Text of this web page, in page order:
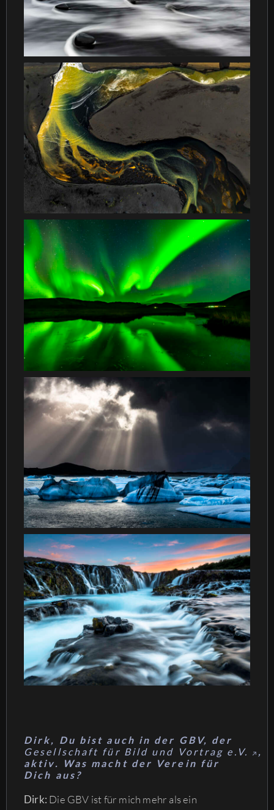
Dirk, Du bist auch in der GBV, der
Gesellschaft für Bild und Vortrag e.V.
,
aktiv. Was macht der Verein für
Dich aus?
Dirk: Die GBV ist für mich mehr als ein